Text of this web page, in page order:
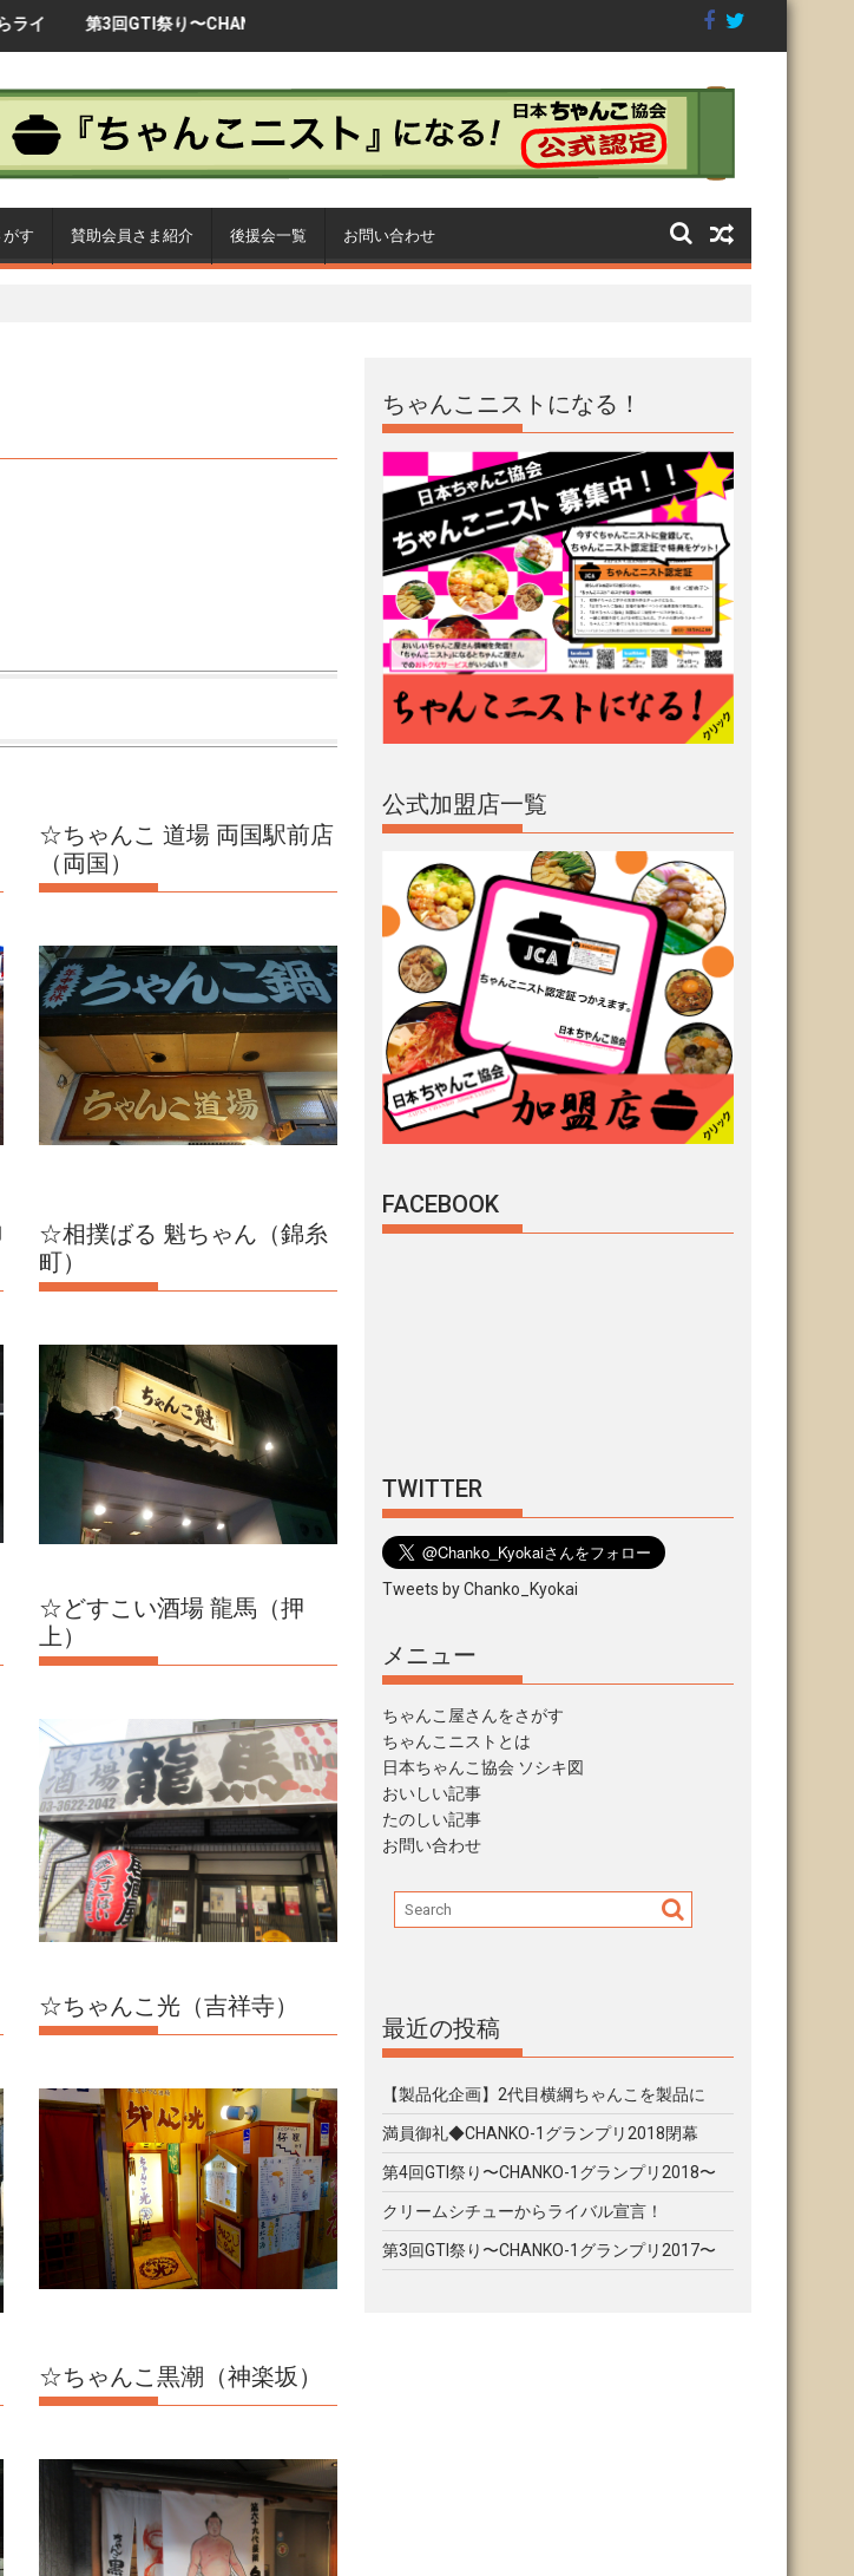
GTI祭り〜CHANKO-1 【製品化企画】2代目横綱ち 第4回GTI祭り〜
がす 賛助会員さま紹介 後援会一覧 お問い合わせ
☆ちゃんこ 道場 両国駅前店
（両国）
☆相撲ばる 魁ちゃん（錦糸
町）
☆どすこい酒場 龍馬（押
上）
☆ちゃんこ光（吉祥寺）
☆ちゃんこ黒潮（神楽坂）
ちゃんこニストになる！
公式加盟店一覧
FACEBOOK
TWITTER
Tweets by Chanko_Kyokai
メニュー
ちゃんこ屋さんをさがす
ちゃんこニストとは
日本ちゃんこ協会 ソシキ図
おいしい記事
たのしい記事
お問い合わせ
最近の投稿
【製品化企画】2代目横綱ちゃんこを製品に
満員御礼◆CHANKO-1グランプリ2018閉幕
第4回GTI祭り〜CHANKO-1グランプリ2018〜
クリームシチューからライバル宣言！
第3回GTI祭り〜CHANKO-1グランプリ2017〜